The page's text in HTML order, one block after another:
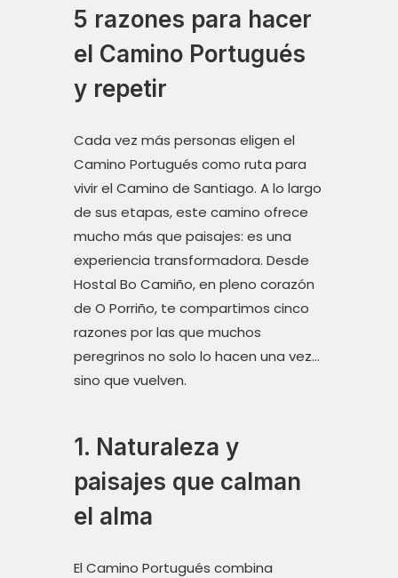
5 razones para hacer
el Camino Portugués
y repetir
Cada vez más personas eligen el
Camino Portugués como ruta para
vivir el Camino de Santiago. A lo largo
de sus etapas, este camino ofrece
mucho más que paisajes: es una
experiencia transformadora. Desde
Hostal Bo Camiño, en pleno corazón
de O Porriño, te compartimos cinco
razones por las que muchos
peregrinos no solo lo hacen una vez…
sino que vuelven.
1. Naturaleza y
paisajes que calman
el alma
El Camino Portugués combina